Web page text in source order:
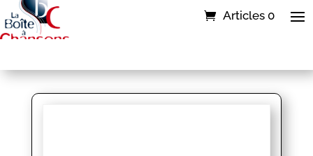
Articles 0